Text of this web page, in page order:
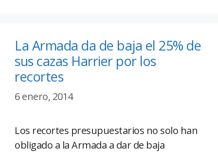
La Armada da de baja el 25% de
sus cazas Harrier por los
recortes
6 enero, 2014
Los recortes presupuestarios no solo han
obligado a la Armada a dar de baja